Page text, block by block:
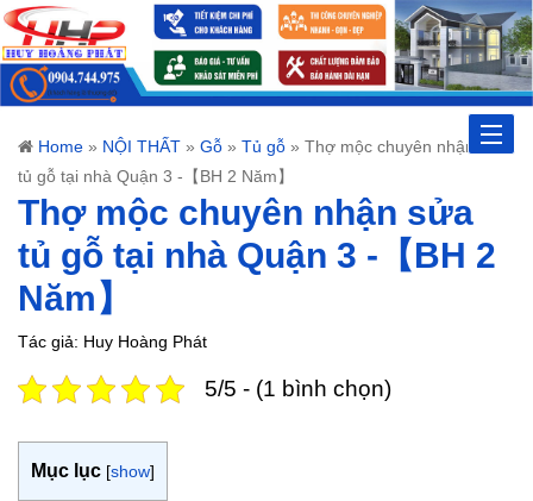
Toggle
Home » NỘI THẤT » Gỗ » Tủ gỗ » Thợ mộc chuyên nhận sửa
tủ gỗ tại nhà Quận 3 -【BH 2 Năm】
Thợ mộc chuyên nhận sửa
tủ gỗ tại nhà Quận 3 -【BH 2
Năm】
Tác giả: Huy Hoàng Phát
5/5 - (1 bình chọn)
Mục lục [show]